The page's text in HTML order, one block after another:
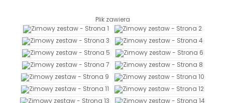
Pomoc
Plik zawiera